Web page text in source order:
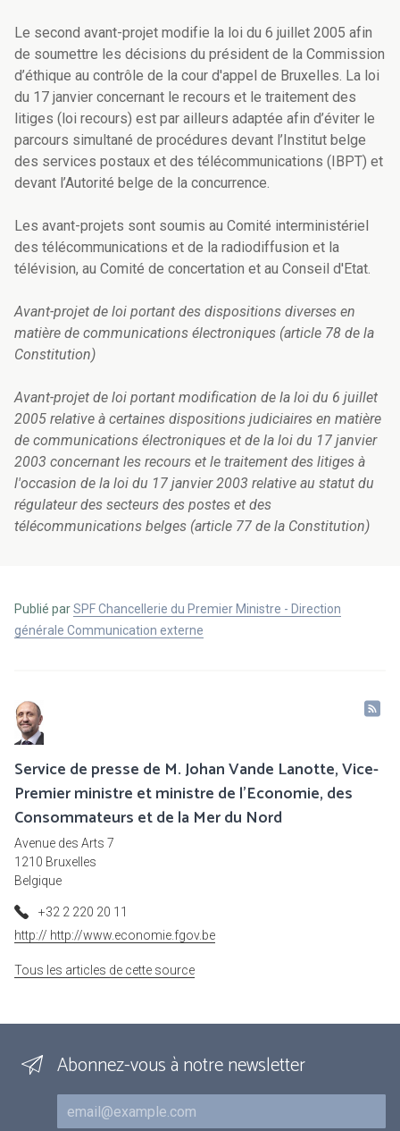
Le second avant-projet modifie la loi du 6 juillet 2005 afin
de soumettre les décisions du président de la Commission
d’éthique au contrôle de la cour d'appel de Bruxelles. La loi
du 17 janvier concernant le recours et le traitement des
litiges (loi recours) est par ailleurs adaptée afin d’éviter le
parcours simultané de procédures devant l’Institut belge
des services postaux et des télécommunications (IBPT) et
devant l’Autorité belge de la concurrence.
Les avant-projets sont soumis au Comité interministériel
des télécommunications et de la radiodiffusion et la
télévision, au Comité de concertation et au Conseil d'Etat.
Avant-projet de loi portant des dispositions diverses en
matière de communications électroniques (article 78 de la
Constitution)
Avant-projet de loi portant modification de la loi du 6 juillet
2005 relative à certaines dispositions judiciaires en matière
de communications électroniques et de la loi du 17 janvier
2003 concernant les recours et le traitement des litiges à
l'occasion de la loi du 17 janvier 2003 relative au statut du
régulateur des secteurs des postes et des
télécommunications belges (article 77 de la Constitution)
Publié parSPF Chancellerie du Premier Ministre - Direction
générale Communication externe
Service de presse de M. Johan Vande Lanotte, Vice-
Premier ministre et ministre de l'Economie, des
Consommateurs et de la Mer du Nord
Avenue des Arts 7
1210 Bruxelles
Belgique
+32 2 220 20 11
http:// http://www.economie.fgov.be
Tous les articles de cette source
Abonnez-vous à notre newsletter
Courriel